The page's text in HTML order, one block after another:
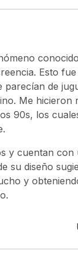
Esto
parecían de
Me hicieron
90s, los
y cuentan
su diseño
y